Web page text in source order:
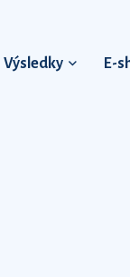
Výsledky E-